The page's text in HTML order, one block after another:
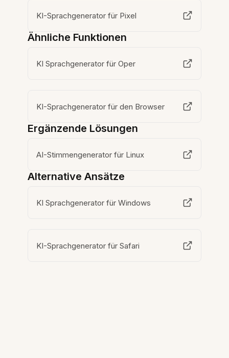
KI-Sprachgenerator für Pixel
Ähnliche Funktionen
KI Sprachgenerator für Oper
KI-Sprachgenerator für den Browser
Ergänzende Lösungen
AI-Stimmengenerator für Linux
Alternative Ansätze
KI Sprachgenerator für Windows
KI-Sprachgenerator für Safari